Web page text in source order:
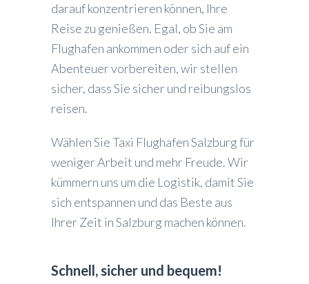
darauf konzentrieren können, Ihre
Reise zu genießen. Egal, ob Sie am
Flughafen ankommen oder sich auf ein
Abenteuer vorbereiten, wir stellen
sicher, dass Sie sicher und reibungslos
reisen.
Wählen Sie Taxi Flughafen Salzburg für
weniger Arbeit und mehr Freude. Wir
kümmern uns um die Logistik, damit Sie
sich entspannen und das Beste aus
Ihrer Zeit in Salzburg machen können.
Schnell, sicher und bequem!